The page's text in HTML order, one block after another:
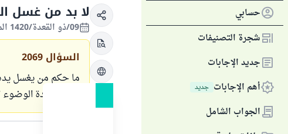
حسابي
شجرة التصنيفات
جديد الإجابات
أهم الإجابات جديد
الجواب الشامل
لا بد من غسل
09/ذو القعدة/1420 الموافق 15/فبراير/2000
السؤال 2069
ما حكم من يغسل
يلزمه إعادة